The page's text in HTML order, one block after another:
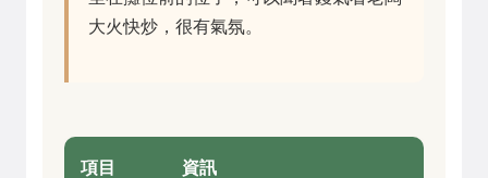
大火快炒，很有氣氛。
項目 資訊